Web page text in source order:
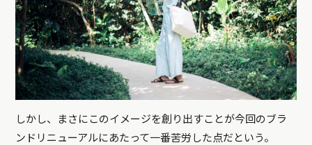
しかし、まさにこのイメージを創り出すことが今回のブラ
ンドリニューアルにあたって一番苦労した点だという。